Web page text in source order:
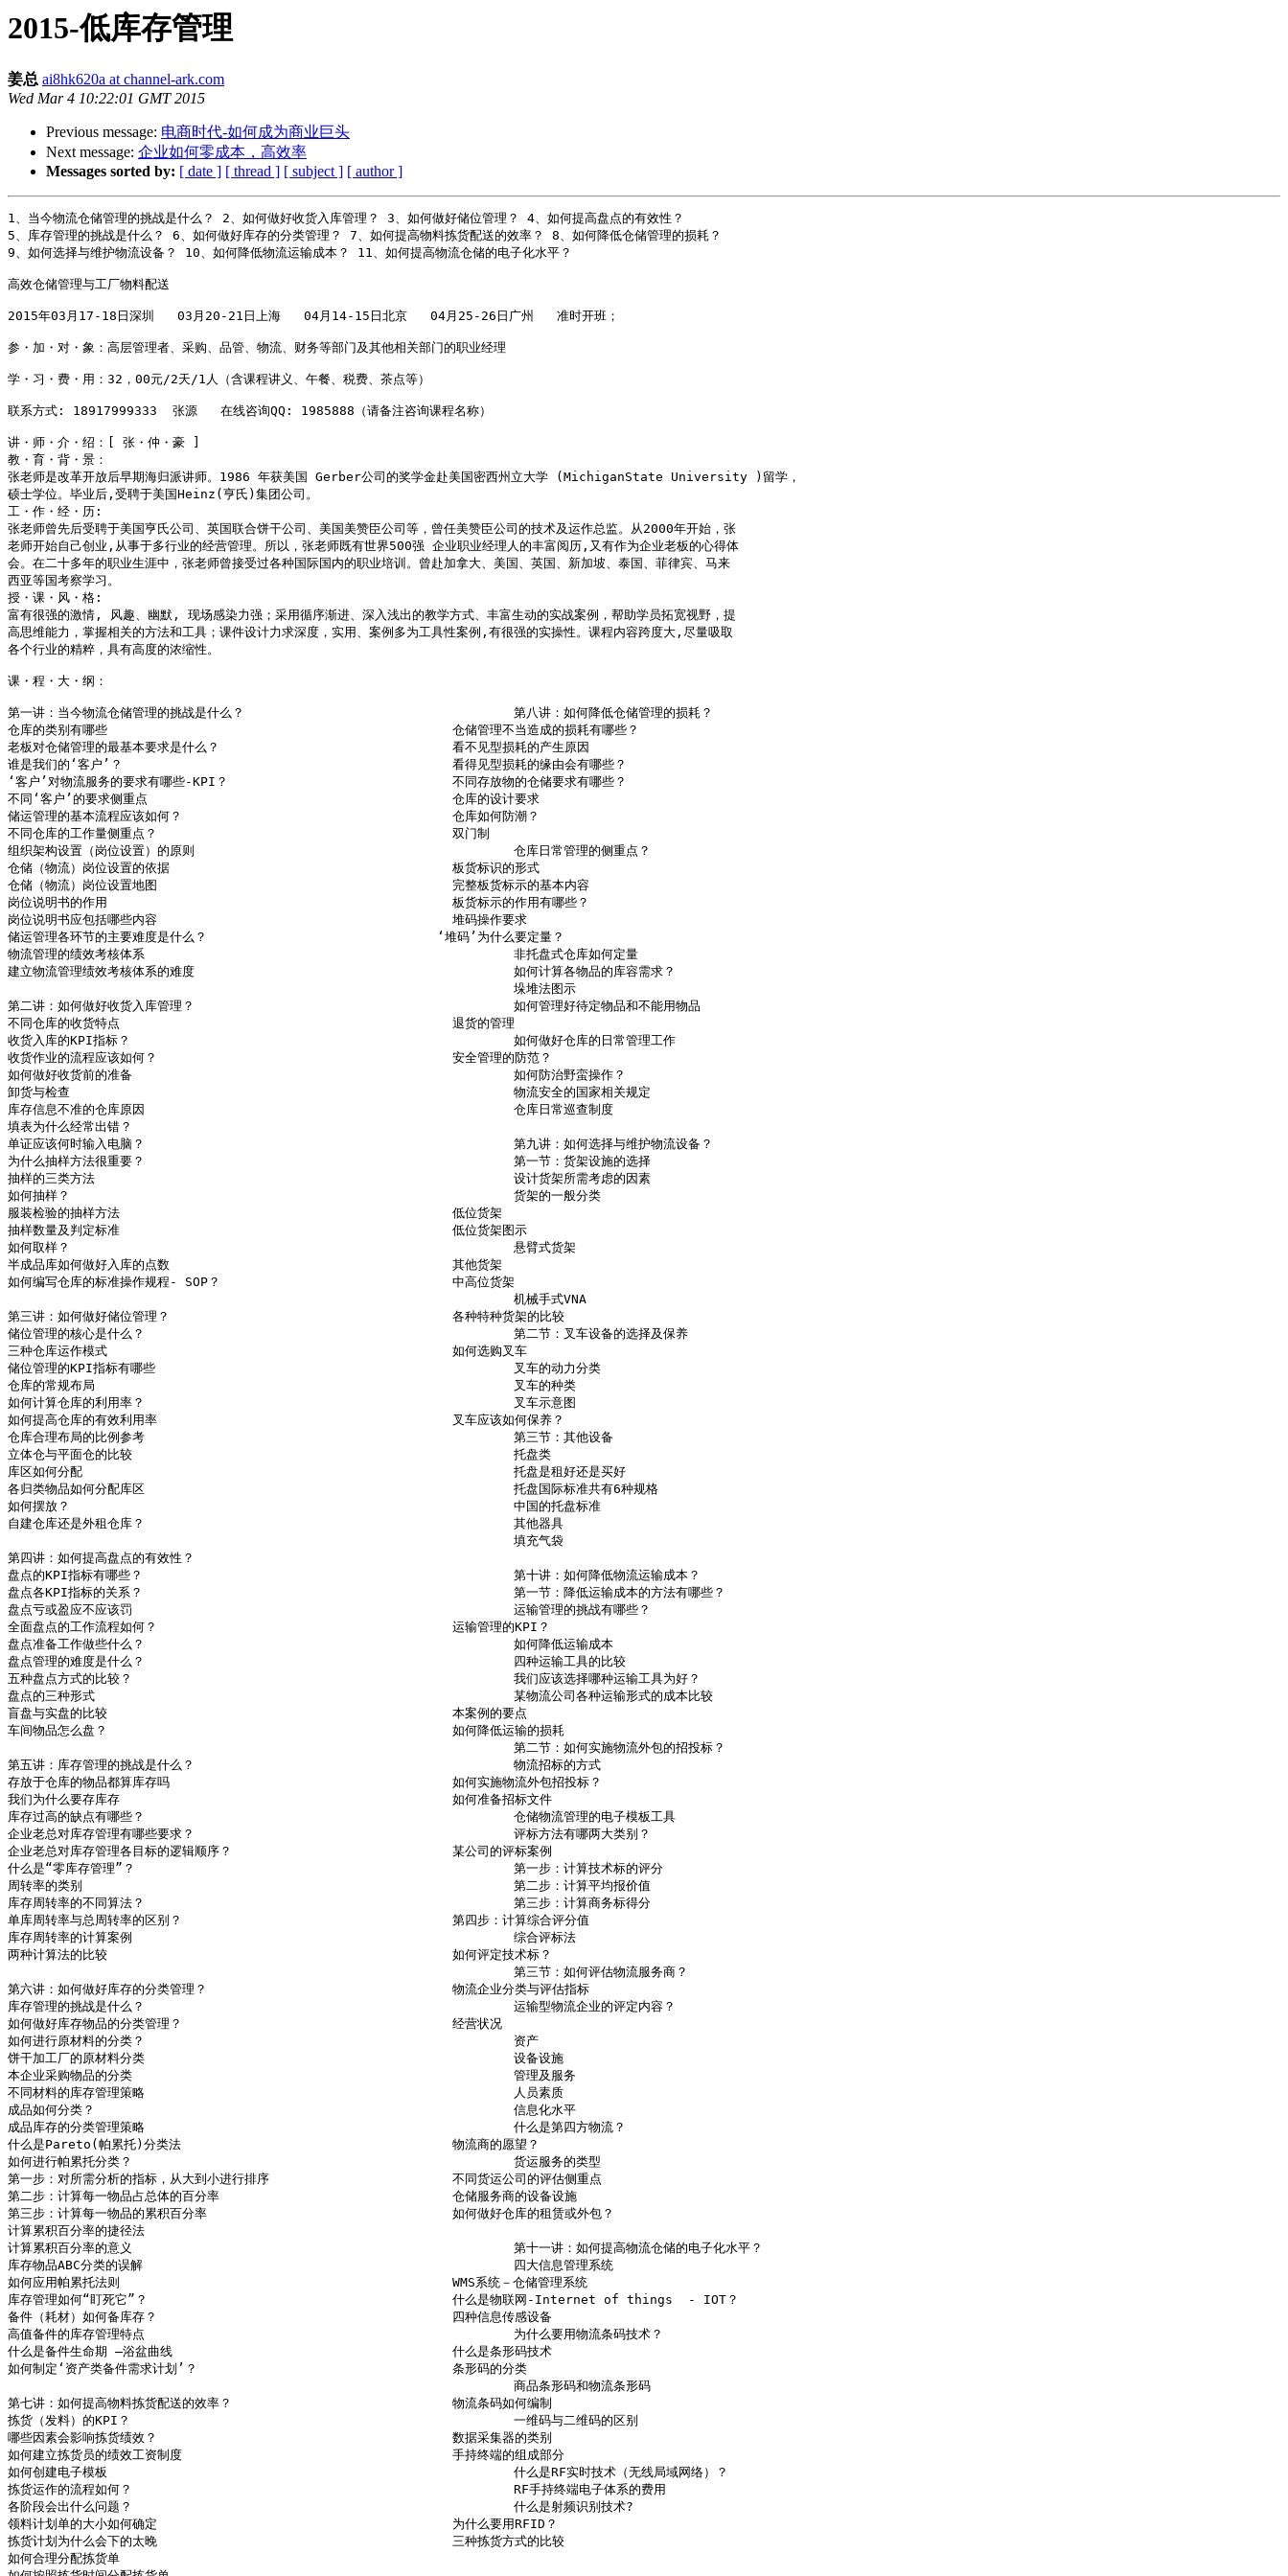
2015-低库存管理
姜总 ai8hk620a at channel-ark.com
Wed Mar 4 10:22:01 GMT 2015
Previous message: 电商时代-如何成为商业巨头
Next message: 企业如何零成本，高效率
Messages sorted by: [ date ] [ thread ] [ subject ] [ author ]
1、当今物流仓储管理的挑战是什么？ 2、如何做好收货入库管理？ 3、如何做好储位管理？ 4、如何提高盘点的有效性？
5、库存管理的挑战是什么？ 6、如何做好库存的分类管理？ 7、如何提高物料拣货配送的效率？ 8、如何降低仓储管理的损耗？
9、如何选择与维护物流设备？ 10、如何降低物流运输成本？ 11、如何提高物流仓储的电子化水平？
高效仓储管理与工厂物料配送
2015年03月17-18日深圳   03月20-21日上海   04月14-15日北京   04月25-26日广州   准时开班；
参・加・对・象：高层管理者、采购、品管、物流、财务等部门及其他相关部门的职业经理
学・习・费・用：32，00元/2天/1人（含课程讲义、午餐、税费、茶点等）
联系方式: 18917999333  张源   在线咨询QQ: 1985888（请备注咨询课程名称）
讲・师・介・绍：[ 张・仲・豪 ]
教・育・背・景：
张老师是改革开放后早期海归派讲师。1986 年获美国 Gerber公司的奖学金赴美国密西州立大学 (MichiganState University )留学，
硕士学位。毕业后,受聘于美国Heinz(亨氏)集团公司。
工・作・经・历:
张老师曾先后受聘于美国亨氏公司、英国联合饼干公司、美国美赞臣公司等，曾任美赞臣公司的技术及运作总监。从2000年开始，张
老师开始自己创业,从事于多行业的经营管理。所以，张老师既有世界500强 企业职业经理人的丰富阅历,又有作为企业老板的心得体
会。在二十多年的职业生涯中，张老师曾接受过各种国际国内的职业培训。曾赴加拿大、美国、英国、新加坡、泰国、菲律宾、马来
西亚等国考察学习。
授・课・风・格:
富有很强的激情, 风趣、幽默, 现场感染力强；采用循序渐进、深入浅出的教学方式、丰富生动的实战案例，帮助学员拓宽视野，提
高思维能力，掌握相关的方法和工具；课件设计力求深度，实用、案例多为工具性案例,有很强的实操性。课程内容跨度大,尽量吸取
各个行业的精粹，具有高度的浓缩性。
课・程・大・纲：
第一讲：当今物流仓储管理的挑战是什么？ 	                          第八讲：如何降低仓储管理的损耗？
仓库的类别有哪些	                                          仓储管理不当造成的损耗有哪些？
老板对仓储管理的最基本要求是什么？	                          看不见型损耗的产生原因
谁是我们的‘客户’？	                                          看得见型损耗的缘由会有哪些？
‘客户’对物流服务的要求有哪些-KPI？	                          不同存放物的仓储要求有哪些？
不同‘客户’的要求侧重点	                                  仓库的设计要求
储运管理的基本流程应该如何？	                                  仓库如何防潮？
不同仓库的工作量侧重点？	                                  双门制
组织架构设置（岗位设置）的原则	                                  仓库日常管理的侧重点？
仓储（物流）岗位设置的依据	                                  板货标识的形式
仓储（物流）岗位设置地图	                                  完整板货标示的基本内容
岗位说明书的作用	                                          板货标示的作用有哪些？
岗位说明书应包括哪些内容	                                  堆码操作要求
储运管理各环节的主要难度是什么？	                        ‘堆码’为什么要定量？
物流管理的绩效考核体系	                                          非托盘式仓库如何定量
建立物流管理绩效考核体系的难度	                                  如何计算各物品的库容需求？
第二讲：如何做好收货入库管理？ 	                                  如何管理好待定物品和不能用物品
不同仓库的收货特点	                                          退货的管理
收货入库的KPI指标？	                                          如何做好仓库的日常管理工作
收货作业的流程应该如何？	                                  安全管理的防范？
如何做好收货前的准备	                                          如何防治野蛮操作？
卸货与检查	                                                  物流安全的国家相关规定
库存信息不准的仓库原因	                                          仓库日常巡查制度
填表为什么经常出错？
单证应该何时输入电脑？	                                          第九讲：如何选择与维护物流设备？
为什么抽样方法很重要？	                                          第一节：货架设施的选择
抽样的三类方法	                                                  设计货架所需考虑的因素
如何抽样？	                                                  货架的一般分类
服装检验的抽样方法	                                          低位货架
抽样数量及判定标准	                                          低位货架图示
如何取样？	                                                  悬臂式货架
半成品库如何做好入库的点数	                                  其他货架
如何编写仓库的标准操作规程- SOP？	                          中高位货架
第三讲：如何做好储位管理？	                                  各种特种货架的比较
储位管理的核心是什么？	                                          第二节：叉车设备的选择及保养
三种仓库运作模式	                                          如何选购叉车
储位管理的KPI指标有哪些	                                          叉车的动力分类
仓库的常规布局	                                                  叉车的种类
如何计算仓库的利用率？	                                          叉车示意图
如何提高仓库的有效利用率	                                  叉车应该如何保养？
仓库合理布局的比例参考	                                          第三节：其他设备
立体仓与平面仓的比较	                                          托盘类
库区如何分配	                                                  托盘是租好还是买好
各归类物品如何分配库区	                                          托盘国际标准共有6种规格
如何摆放？	                                                  中国的托盘标准
自建仓库还是外租仓库？	                                          其他器具
第四讲：如何提高盘点的有效性？
盘点的KPI指标有哪些？	                                          第十讲：如何降低物流运输成本？
盘点各KPI指标的关系？	                                          第一节：降低运输成本的方法有哪些？
盘点亏或盈应不应该罚	                                          运输管理的挑战有哪些？
全面盘点的工作流程如何？	                                  运输管理的KPI？
盘点准备工作做些什么？	                                          如何降低运输成本
盘点管理的难度是什么？	                                          四种运输工具的比较
五种盘点方式的比较？	                                          我们应该选择哪种运输工具为好？
盘点的三种形式	                                                  某物流公司各种运输形式的成本比较
盲盘与实盘的比较	                                          本案例的要点
车间物品怎么盘？	                                          如何降低运输的损耗
第五讲：库存管理的挑战是什么？	                                  物流招标的方式
存放于仓库的物品都算库存吗	                                  如何实施物流外包招投标？
我们为什么要存库存	                                          如何准备招标文件
库存过高的缺点有哪些？	                                          仓储物流管理的电子模板工具
企业老总对库存管理有哪些要求？	                                  评标方法有哪两大类别？
企业老总对库存管理各目标的逻辑顺序？	                          某公司的评标案例
什么是“零库存管理”？	                                          第一步：计算技术标的评分
周转率的类别	                                                  第二步：计算平均报价值
库存周转率的不同算法？	                                          第三步：计算商务标得分
单库周转率与总周转率的区别？	                                  第四步：计算综合评分值
库存周转率的计算案例	                                          综合评标法
两种计算法的比较	                                          如何评定技术标？
第六讲：如何做好库存的分类管理？	                          物流企业分类与评估指标
库存管理的挑战是什么？	                                          运输型物流企业的评定内容？
如何做好库存物品的分类管理？	                                  经营状况
如何进行原材料的分类？	                                          资产
饼干加工厂的原材料分类	                                          设备设施
本企业采购物品的分类	                                          管理及服务
不同材料的库存管理策略	                                          人员素质
成品如何分类？	                                                  信息化水平
成品库存的分类管理策略	                                          什么是第四方物流？
什么是Pareto(帕累托)分类法	                                  物流商的愿望？
如何进行帕累托分类？	                                          货运服务的类型
第一步：对所需分析的指标，从大到小进行排序	                  不同货运公司的评估侧重点
第二步：计算每一物品占总体的百分率	                          仓储服务商的设备设施
第三步：计算每一物品的累积百分率	                          如何做好仓库的租赁或外包？
计算累积百分率的捷径法
计算累积百分率的意义	                                          第十一讲：如何提高物流仓储的电子化水平？
库存物品ABC分类的误解	                                          四大信息管理系统
如何应用帕累托法则	                                          WMS系统－仓储管理系统
库存管理如何“盯死它”？	                                  什么是物联网-Internet of things  - IOT？
备件（耗材）如何备库存？	                                  四种信息传感设备
高值备件的库存管理特点	                                          为什么要用物流条码技术？
什么是备件生命期 ―浴盆曲线	                                  什么是条形码技术
如何制定‘资产类备件需求计划’？	                          条形码的分类
第七讲：如何提高物料拣货配送的效率？ 	                          物流条码如何编制
拣货（发料）的KPI？	                                          一维码与二维码的区别
哪些因素会影响拣货绩效？	                                  数据采集器的类别
如何建立拣货员的绩效工资制度	                                  手持终端的组成部分
如何创建电子模板   	                                          什么是RF实时技术（无线局域网络）？
拣货运作的流程如何？	                                          RF手持终端电子体系的费用
各阶段会出什么问题？	                                          什么是射频识别技术?
领料计划单的大小如何确定	                                  为什么要用RFID？
拣货计划为什么会下的太晚	                                  三种拣货方式的比较
如何合理分配拣货单